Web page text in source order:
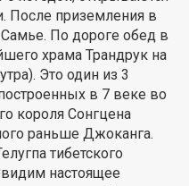
После приземления в
Самье. По дороге обед в
храма Трандрук на
Это один из 3
в 7 веке во
короля Сонгцена
раньше Джоканга.
тибетского
настоящее